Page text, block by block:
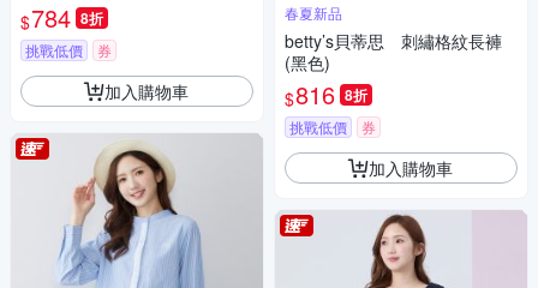
$784 8折
挑戰低價 券
加入購物車
春夏新品
betty’s貝蒂思 刺繡格紋長褲
(黑色)
$816 8折
挑戰低價 券
加入購物車